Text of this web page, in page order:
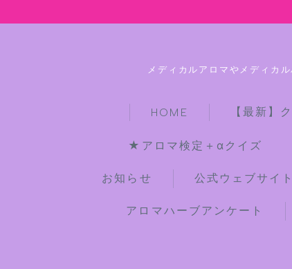
メディカルアロマやメディカ
HOME 【最新】
★アロマ検定＋αクイズ
お知らせ 公式ウェブサイ
アロマハーブアンケート